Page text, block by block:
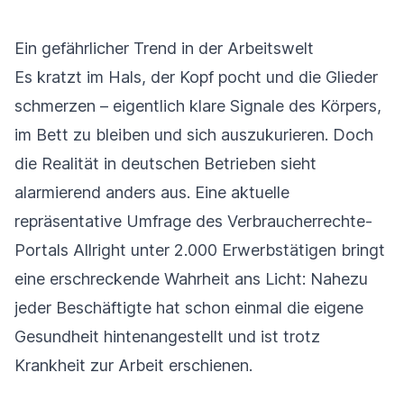
Ein gefährlicher Trend in der Arbeitswelt
Es kratzt im Hals, der Kopf pocht und die Glieder
schmerzen – eigentlich klare Signale des Körpers,
im Bett zu bleiben und sich auszukurieren. Doch
die Realität in deutschen Betrieben sieht
alarmierend anders aus. Eine aktuelle
repräsentative Umfrage des Verbraucherrechte-
Portals Allright unter 2.000 Erwerbstätigen bringt
eine erschreckende Wahrheit ans Licht: Nahezu
jeder Beschäftigte hat schon einmal die eigene
Gesundheit hintenangestellt und ist trotz
Krankheit zur Arbeit erschienen.